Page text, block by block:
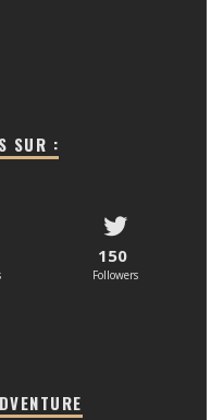
SUR :
150
Followers